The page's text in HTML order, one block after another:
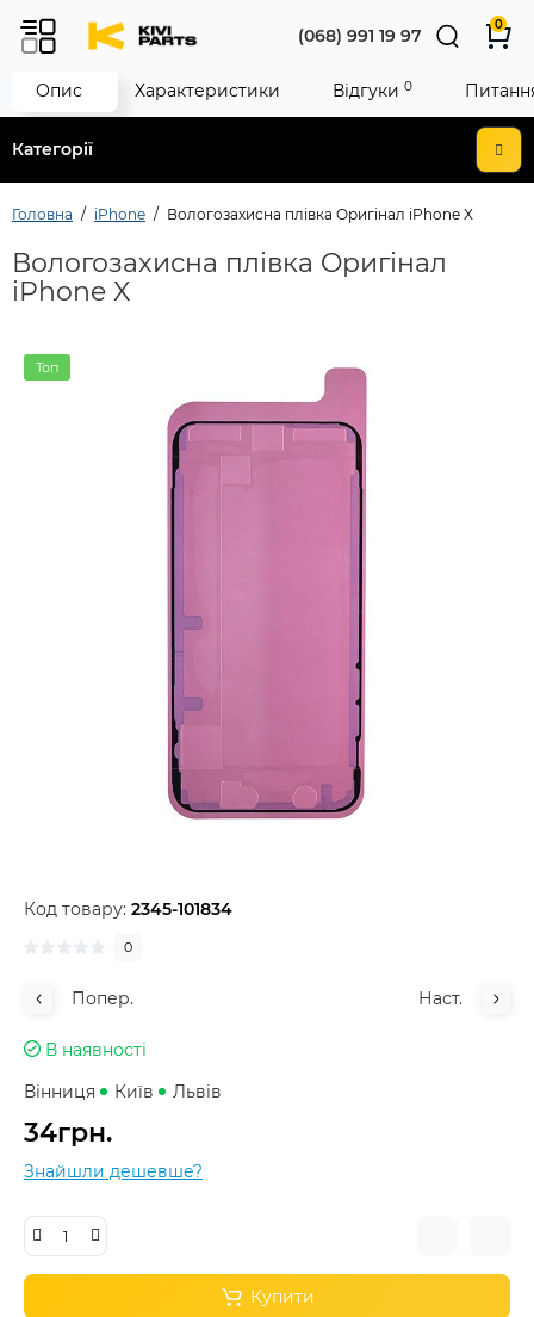
Категорії
(068) 991 19 97
0
Головна iPhone Вологозахисна плівка Oригінал iPhone X
Вологозахисна плівка Oригінал
iPhone X
Топ
Код товару: 2345-101834
0
Попер. Наст.
В наявності
Вінниця
Київ Львів
34грн.
Знайшли дешевше?
Купити
Опис Характеристики Відгуки 0